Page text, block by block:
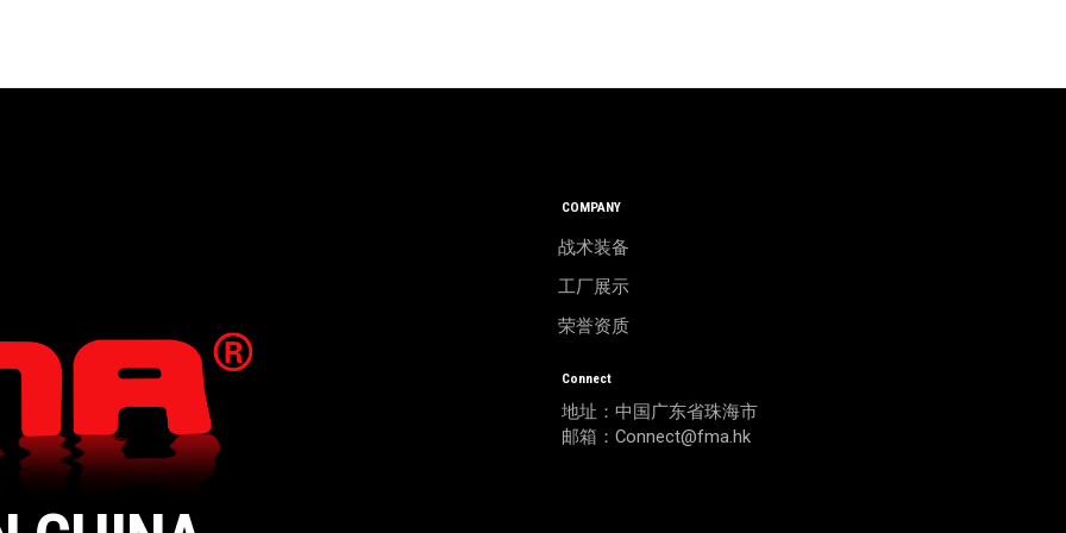
COMPANY
战术装备
工厂展示
荣誉资质
Connect
地址：中国广东省珠海市
邮箱：Connect@fma.hk